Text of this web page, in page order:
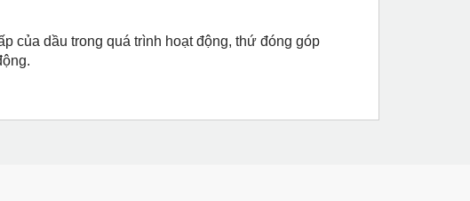
của dầu trong quá trình hoạt động, thứ đóng góp